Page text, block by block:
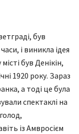
був
і виникла ідея
був Денікін,
1920 року. Зараз
а тоді це була
спектаклі на
із Амвросієм